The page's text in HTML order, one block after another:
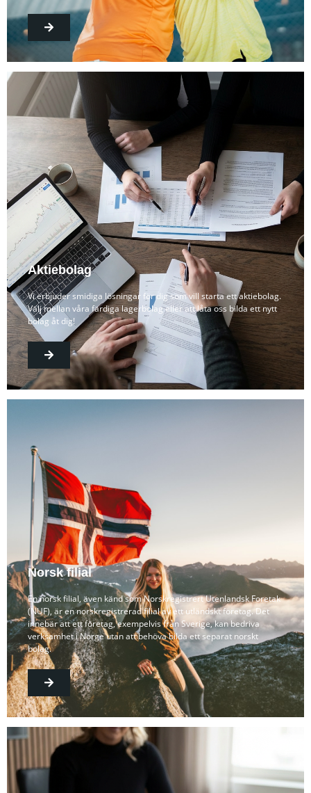
Aktiebolag
Vi erbjuder smidiga lösningar för dig som vill starta ett aktiebolag.
Välj mellan våra färdiga lagerbolag eller att låta oss bilda ett nytt
bolag åt dig!
Norsk filial
En norsk filial, även känd som Norskregistrert Utenlandsk Foretak
(NUF), är en norskregistrerad filial av ett utländskt företag. Det
innebär att ett företag, exempelvis från Sverige, kan bedriva
verksamhet i Norge utan att behöva bilda ett separat norskt
bolag.